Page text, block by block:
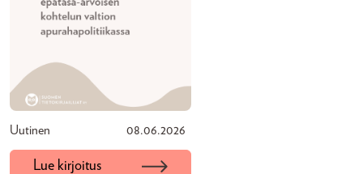
Uutinen 08.06.2026
Lue kirjoitus